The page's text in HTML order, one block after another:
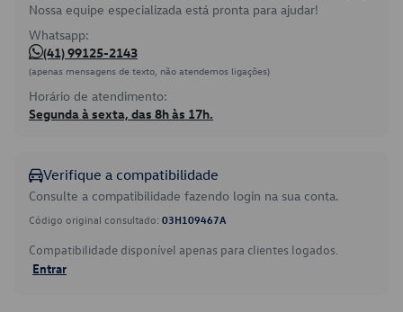
Nossa equipe especializada está pronta para ajudar!
Whatsapp:
(41) 99125-2143
(apenas mensagens de texto, não atendemos ligações)
Horário de atendimento:
Segunda à sexta, das 8h às 17h.
Verifique a compatibilidade
Consulte a compatibilidade fazendo login na sua conta.
Código original consultado: 03H109467A
Compatibilidade disponível apenas para clientes logados.
Entrar